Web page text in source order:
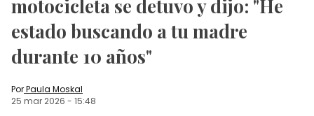
motocicleta se detuvo y dijo: "He
estado buscando a tu madre
durante 10 años"
PorPaula Moskal
25 mar 2026 - 15:48